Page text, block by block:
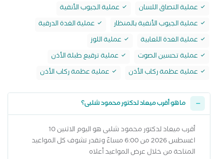
عملية التصاق اللسان
عملية الجيوب الأنفية
عملية الجيوب الأنفية بالمنظار
عملية الغدة الدرقية
عملية الغدة اللعابية
عملية اللوز
عملية تحسين الصوت
عملية ترقيع طبلة الأذن
عملية عظمة ركاب الأذن
عملية عظمة ركاب الأذن
ما هو أقرب ميعاد لدكتور محمود شلبى؟
أقرب ميعاد لدكتور محمود شلبى هو اليوم الاثنين 10
اغسطس 2026 من 6:00 مساءً وتقدر تشوف كل المواعيد
المتاحة من خلال عرض المواعيد أعلاه